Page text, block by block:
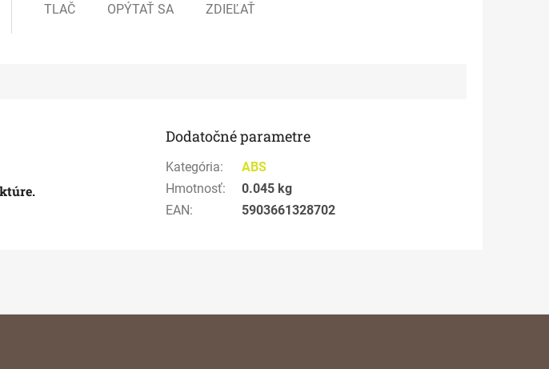
TLAČ OPÝTAŤ SA ZDIEĽAŤ
Dodatočné parametre
Kategória:
ABS
Hmotnosť:
0.045 kg
EAN: 5903661328702